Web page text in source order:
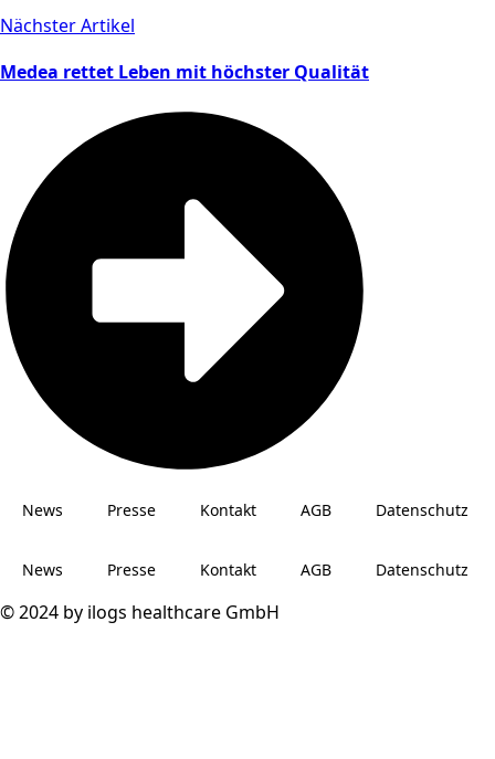
Nächster Artikel
Medea rettet Leben mit höchster Qualität
News Presse Kontakt AGB Datenschutz
News Presse Kontakt AGB Datenschutz
© 2024 by ilogs healthcare GmbH